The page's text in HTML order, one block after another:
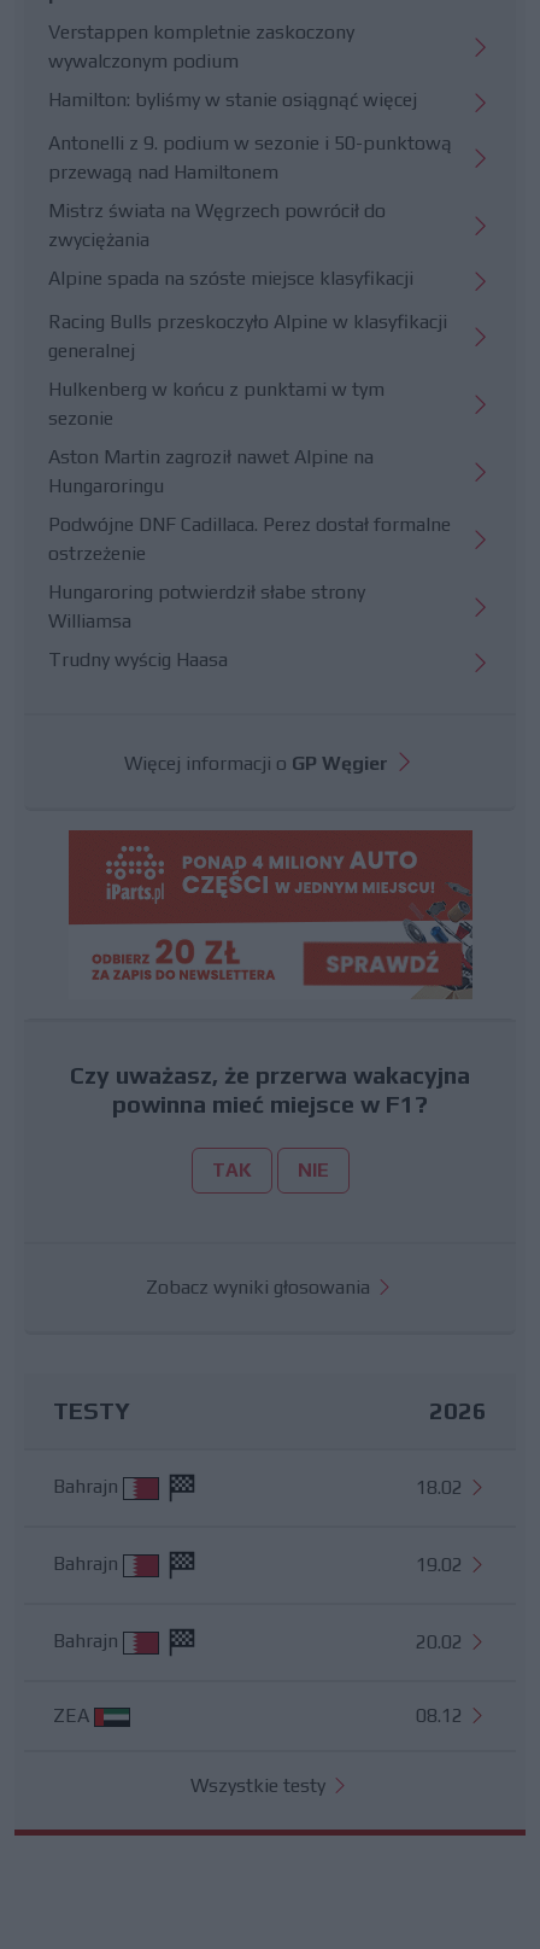
Verstappen kompletnie zaskoczony
wywalczonym podium
Hamilton: byliśmy w stanie osiągnąć więcej
Antonelli z 9. podium w sezonie i 50-punktową
przewagą nad Hamiltonem
Mistrz świata na Węgrzech powrócił do
zwyciężania
Alpine spada na szóste miejsce klasyfikacji
Racing Bulls przeskoczyło Alpine w klasyfikacji
generalnej
Hulkenberg w końcu z punktami w tym
sezonie
Aston Martin zagroził nawet Alpine na
Hungaroringu
Podwójne DNF Cadillaca. Perez dostał formalne
ostrzeżenie
Hungaroring potwierdził słabe strony
Williamsa
Trudny wyścig Haasa
Więcej informacji o GP Węgier
Czy uważasz, że przerwa wakacyjna
powinna mieć miejsce w F1?
TAK NIE
Zobacz wyniki głosowania
TESTY 2026
Bahrajn 18.02
Bahrajn 19.02
Bahrajn 20.02
ZEA 08.12
Wszystkie testy